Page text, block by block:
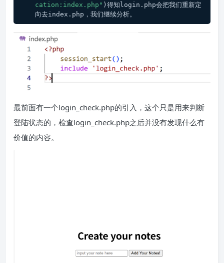
cation:index.php" )得知login.php会把我们重新定
向去index.php，我们继续分析。
最前面有一个login_check.php的引入，这个只是用来判断
登陆状态的，检查login_check.php之后并没有发现什么有
价值的内容。